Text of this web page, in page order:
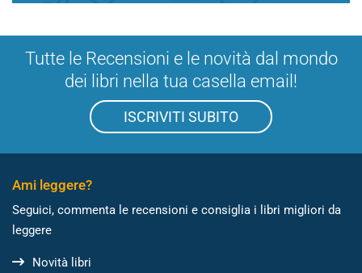
Tutte le Recensioni e le novità dal mondo
dei libri nella tua casella email!
ISCRIVITI SUBITO
Ami leggere?
Seguici, commenta le recensioni e consiglia i libri migliori da
leggere
Novità libri